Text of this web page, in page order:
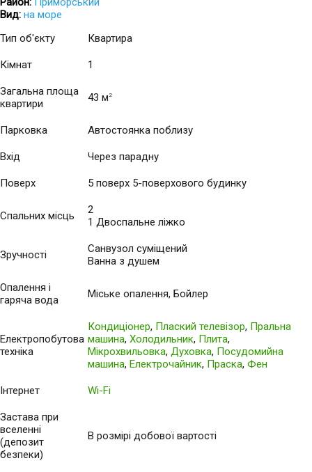
Вид: на море
Тип об'єкту
Квартира
Кімнат 1
Загальна площа
квартири
43 м 2
Парковка Автостоянка поблизу
Вхід Через парадну
Поверх 5 поверх 5-поверхового будинку
Спальних місць
2
1 Двоспальне ліжко
Зручності
Санвузол суміщений
Ванна з душем
Опалення і
гаряча вода
Міське опалення, Бойлер
Електропобутова
техніка
Кондиціонер, Плаский телевізор, Пральна
машина, Холодильник, Плита,
Мікрохвильовка, Духовка, Посудомийна
машина, Електрочайник, Праска, Фен
Інтернет Wi-Fi
Застава при
вселенні
(депозит
безпеки)
В розмірі добової вартості